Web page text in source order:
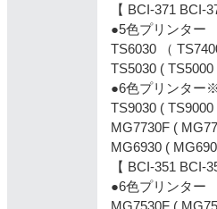
【 BCI-371 BCI-
●5色プリンター
TS6030 （
TS5030 (
●6色プリンター
TS9030 (
MG7730F (
MG6930 (
【 BCI-351 BCI-
●6色プリンター
MG7530F (